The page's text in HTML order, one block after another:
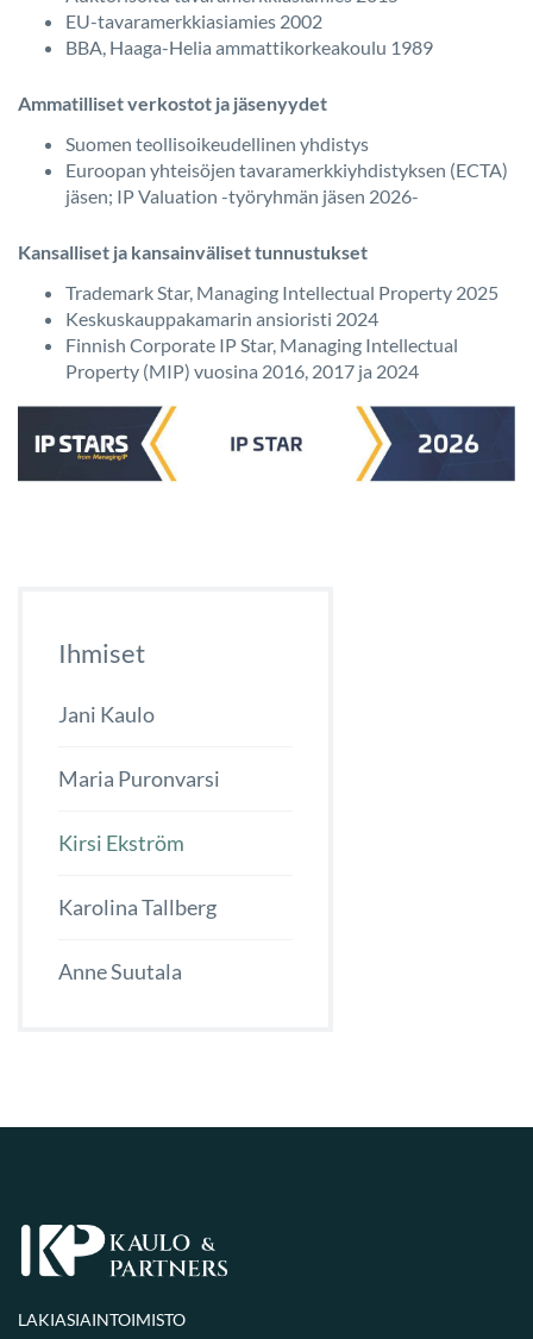
EU-tavaramerkkiasiamies 2002
BBA, Haaga-Helia ammattikorkeakoulu 1989
Ammatilliset verkostot ja jäsenyydet
Suomen teollisoikeudellinen yhdistys
Euroopan yhteisöjen tavaramerkkiyhdistyksen (ECTA)
jäsen; IP Valuation -työryhmän jäsen 2026-
Kansalliset ja kansainväliset tunnustukset
Trademark Star, Managing Intellectual Property 2025
Keskuskauppakamarin ansioristi 2024
Finnish Corporate IP Star, Managing Intellectual
Property (MIP) vuosina 2016, 2017 ja 2024
Ihmiset
Jani Kaulo
Maria Puronvarsi
Kirsi Ekström
Karolina Tallberg
Anne Suutala
LAKIASIAINTOIMISTO